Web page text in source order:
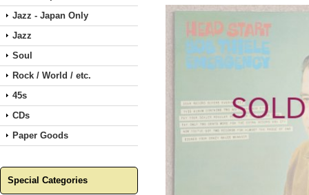
Jazz - Japan Only
Jazz
Soul
Rock / World / etc.
45s
CDs
Paper Goods
Special Categories